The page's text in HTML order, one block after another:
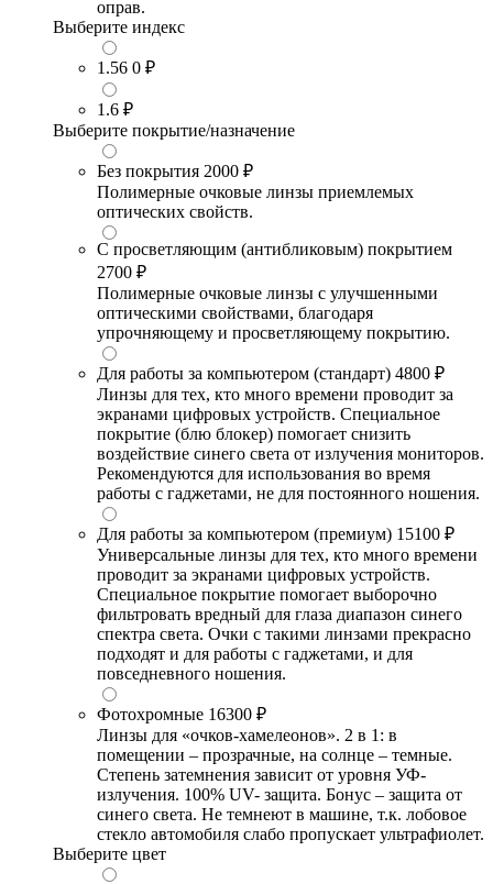
оправ.
Выберите индекс
1.56 0 ₽
1.6 ₽
Выберите покрытие/назначение
Без покрытия 2000 ₽
Полимерные очковые линзы приемлемых
оптических свойств.
С просветляющим (антибликовым) покрытием
2700 ₽
Полимерные очковые линзы с улучшенными
оптическими свойствами, благодаря
упрочняющему и просветляющему покрытию.
Для работы за компьютером (стандарт) 4800 ₽
Линзы для тех, кто много времени проводит за
экранами цифровых устройств. Специальное
покрытие (блю блокер) помогает снизить
воздействие синего света от излучения мониторов.
Рекомендуются для использования во время
работы с гаджетами, не для постоянного ношения.
Для работы за компьютером (премиум) 15100 ₽
Универсальные линзы для тех, кто много времени
проводит за экранами цифровых устройств.
Специальное покрытие помогает выборочно
фильтровать вредный для глаза диапазон синего
спектра света. Очки с такими линзами прекрасно
подходят и для работы с гаджетами, и для
повседневного ношения.
Фотохромные 16300 ₽
Линзы для «очков-хамелеонов». 2 в 1: в
помещении – прозрачные, на солнце – темные.
Степень затемнения зависит от уровня УФ-
излучения. 100% UV- защита. Бонус – защита от
синего света. Не темнеют в машине, т.к. лобовое
стекло автомобиля слабо пропускает ультрафиолет.
Выберите цвет